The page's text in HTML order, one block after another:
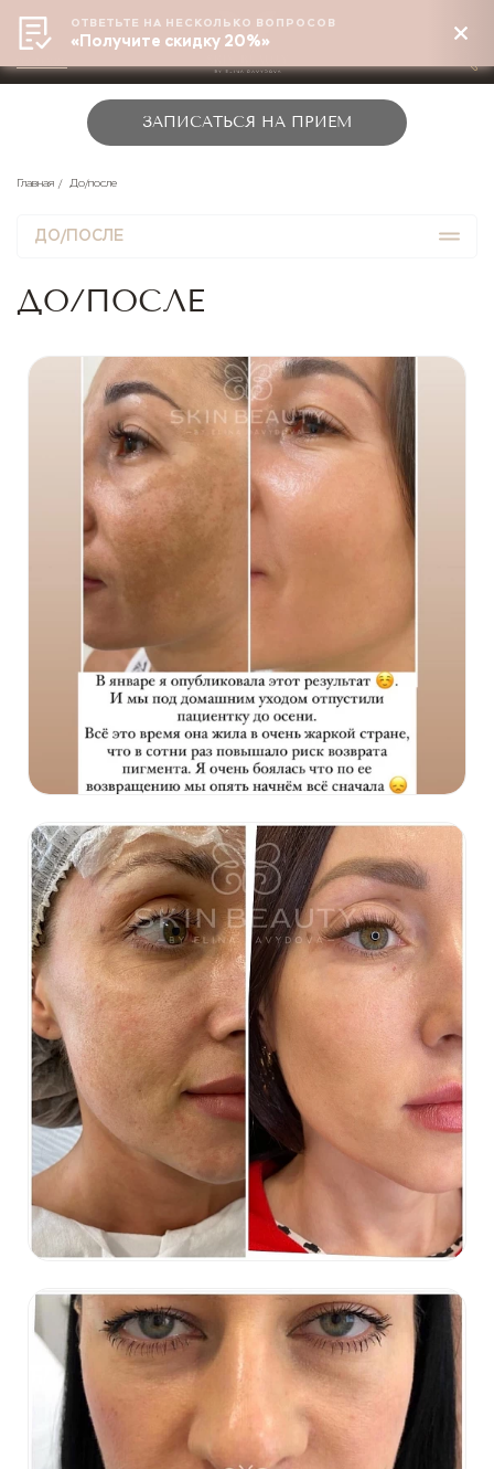
ЗАПИСАТЬСЯ НА ПРИЕМ
Главная До/после
ДО/ПОСЛЕ
ДО/ПОСЛЕ
ОТВЕТЬТЕ НА НЕСКОЛЬКО ВОПРОСОВ
«Получите скидку 20%»